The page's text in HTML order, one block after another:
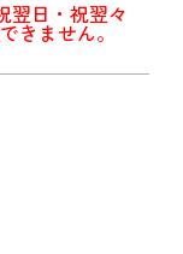
翌日・祝翌々
きません。